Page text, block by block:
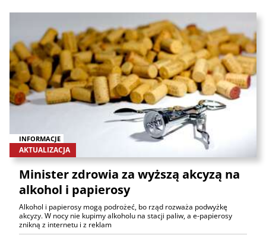
INFORMACJE
AKTUALIZACJA
Minister zdrowia za wyższą akcyzą na
alkohol i papierosy
Alkohol i papierosy mogą podrożeć, bo rząd rozważa podwyżkę
akcyzy. W nocy nie kupimy alkoholu na stacji paliw, a e-papierosy
znikną z internetu i z reklam